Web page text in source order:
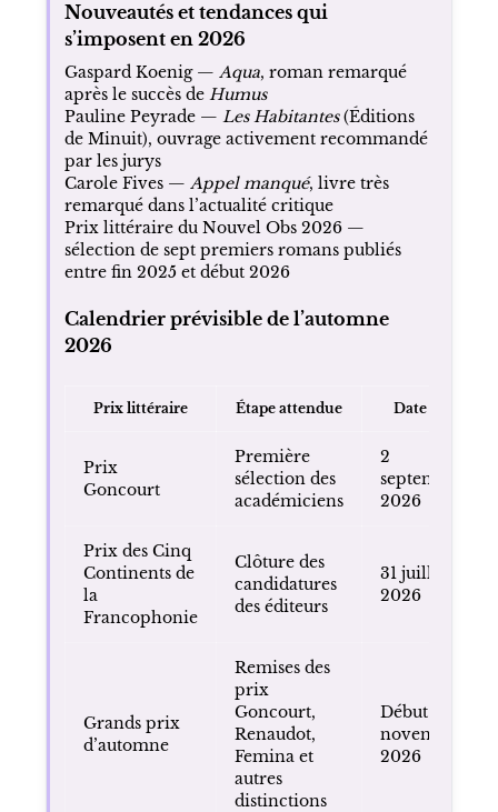
Nouveautés et tendances qui
s’imposent en 2026
Gaspard Koenig — Aqua, roman remarqué
après le succès de Humus
Pauline Peyrade — Les Habitantes(Éditions
de Minuit), ouvrage activement recommandé
par les jurys
Carole Fives — Appel manqué, livre très
remarqué dans l’actualité critique
Prix littéraire du Nouvel Obs 2026 —
sélection de sept premiers romans publiés
entre fin 2025 et début 2026
Calendrier prévisible de l’automne
2026
Prix littéraire Étape attendue Date clé
Prix
Goncourt
Première
sélection des
académiciens
2
septembre
2026
Prix des Cinq
Continents de
la
Francophonie
Clôture des
candidatures
des éditeurs
31 juillet
2026
Grands prix
d’automne
Remises des
prix
Goncourt,
Renaudot,
Femina et
autres
distinctions
Début
novembre
2026